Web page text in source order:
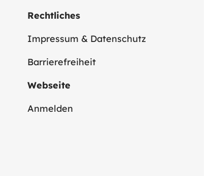
Rechtliches
Impressum & Datenschutz
Barrierefreiheit
Webseite
Anmelden